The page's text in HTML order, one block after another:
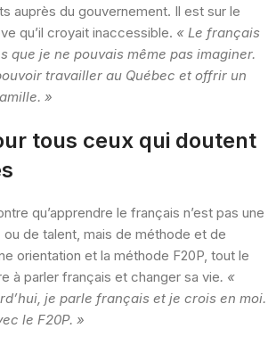
auprès du gouvernement. Il est sur le
qu’il croyait inaccessible. « Le français
que je ne pouvais même pas imaginer.
travailler au Québec et offrir un
»
tous ceux qui doutent
qu’apprendre le français n’est pas une
de talent, mais de méthode et de
orientation et la méthode F20P, tout le
à parler français et changer sa vie. «
je parle français et je crois en moi.
le F20P. »